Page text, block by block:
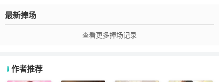
最新捧场
查看更多捧场记录
作者推荐